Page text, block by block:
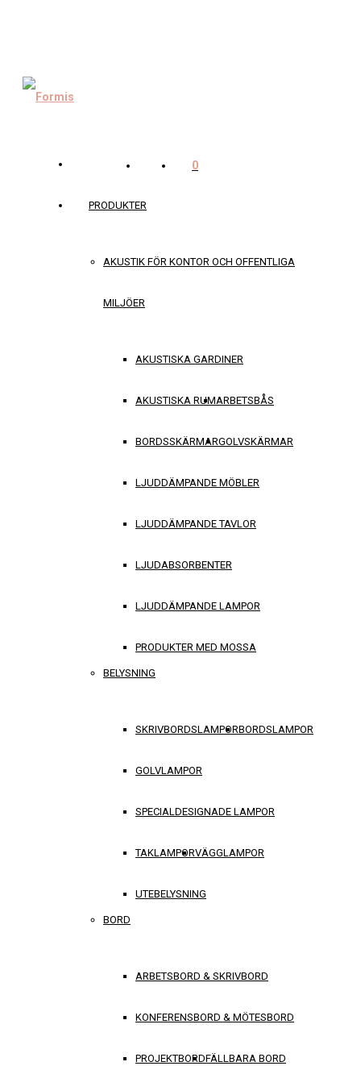
PRODUKTER
AKUSTIK FÖR KONTOR OCH OFFENTLIGA
MILJÖER
AKUSTISKA GARDINER
AKUSTISKA RUMARBETSBÅS
BORDSSKÄRMARGOLVSKÄRMAR
LJUDDÄMPANDE MÖBLER
LJUDDÄMPANDE TAVLOR
LJUDABSORBENTER
LJUDDÄMPANDE LAMPOR
PRODUKTER MED MOSSA
BELYSNING
SKRIVBORDSLAMPORBORDSLAMPOR
GOLVLAMPOR
SPECIALDESIGNADE LAMPOR
TAKLAMPORVÄGGLAMPOR
UTEBELYSNING
BORD
ARBETSBORD & SKRIVBORD
KONFERENSBORD & MÖTESBORD
PROJEKTBORDFÄLLBARA BORD
0